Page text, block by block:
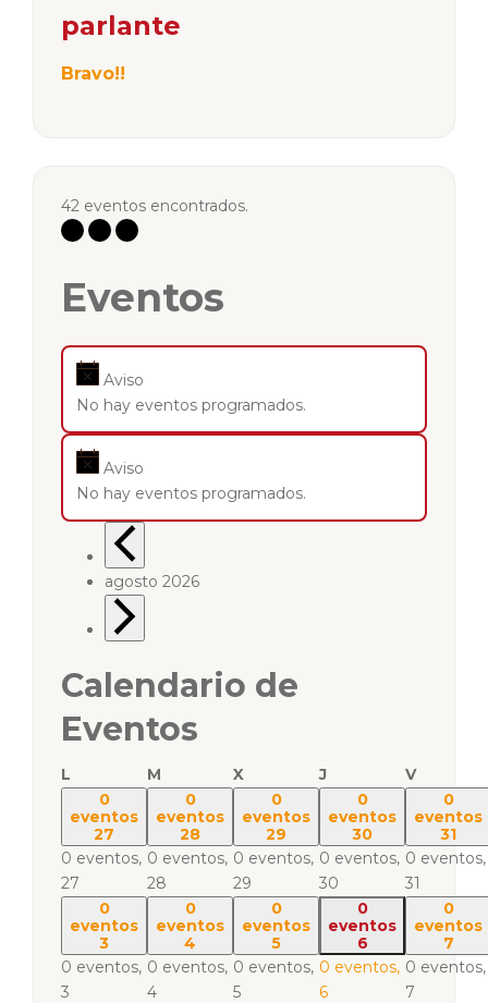
parlante
Bravo!!
42 eventos encontrados.
Eventos
Aviso
No hay eventos programados.
Aviso
No hay eventos programados.
agosto 2026
Calendario de
Eventos
L M X J
V
0
eventos
27
0 eventos,
27
0
eventos
28
0 eventos,
28
0
eventos
29
0 eventos,
29
0
eventos
30
0 eventos,
30
0
eventos
31
0 eventos,
31
0
eventos
3
0 eventos,
3
0
eventos
4
0 eventos,
4
0
eventos
5
0 eventos,
5
0
eventos
6
0 eventos,
6
0
eventos
7
0 eventos,
7